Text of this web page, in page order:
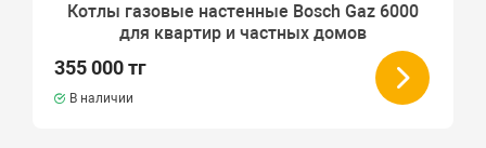
Котлы газовые настенные Bosch Gaz 6000
для квартир и частных домов
355 000 тг
В наличии